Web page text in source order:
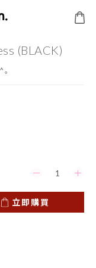
(BLACK)
｡
立即購買